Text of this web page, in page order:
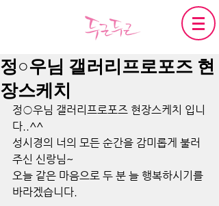
정○우님 갤러리프로포즈 현
장스케치
정○우님 갤러리프로포즈 현장스케치 입니
다..^^
성시경의 너의 모든 순간을 감미롭게 불러
주신 신랑님~
오늘 같은 마음으로 두 분 늘 행복하시기를
바라겠습니다.